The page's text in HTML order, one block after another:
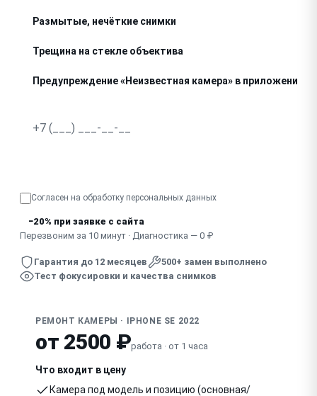
Размытые, нечёткие снимки
Трещина на стекле объектива
Предупреждение «Неизвестная камера» в приложении
Согласен на обработку персональных данных
−20% при заявке с сайта
Перезвоним за 10 минут · Диагностика — 0 ₽
Гарантия до 12 месяцев
500+ замен выполнено
Тест фокусировки и качества снимков
РЕМОНТ КАМЕРЫ · IPHONE SE 2022
от 2500 ₽работа · от 1 часа
Что входит в цену
Камера под модель и позицию (основная/